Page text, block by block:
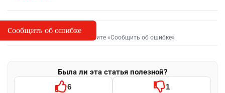
I
Сообщить об опечатке
Выделите фрагмент и нажмите «Сообщить об ошибке»
Была ли эта статья полезной?
6 1
Сообщить об ошибке